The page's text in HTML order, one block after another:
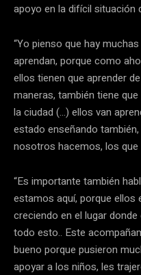
apoyo en la difícil situación
“Yo pienso que hay
aprendan, porque como
ellos tienen que aprender
maneras, también tiene
la ciudad (…) ellos van
estado enseñando
nosotros hacemos, los
“Es importante también
estamos aquí, porque ellos
creciendo en el lugar
todo esto.. Este
bueno porque pusieron
apoyar a los niños, les